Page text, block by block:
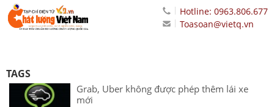
Hotline: 0963.806.677
Toasoan@vietq.vn
TAGS
Grab, Uber không được phép thêm lái xe
mới